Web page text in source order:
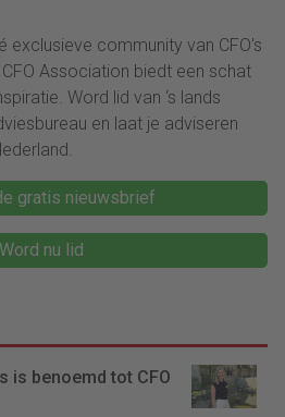
exclusieve community van CFO's
CFO Association biedt een schat
Word lid van ‘s lands
en laat je adviseren
gratis nieuwsbrief
Word nu lid
is benoemd tot CFO